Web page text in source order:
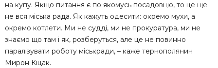
на купу. Якщо питання є по якомусь посадовцю, то це ще
не вся міська рада. Як кажуть одесити: окремо мухи, а
окремо котлети. Ми не судді, ми не прокуратура, ми не
знаємо що там і як, розберуться, але це не повинно
паралізувати роботу міськради, – каже тернополянин
Мирон Кіцак.